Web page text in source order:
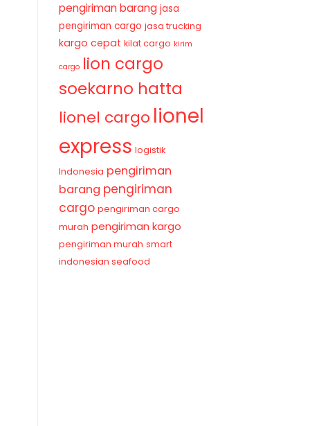
pengiriman barang jasa
pengiriman cargo jasa trucking
kargo cepat kilat cargo kirim
cargo lion cargo
soekarno hatta
lionel cargo lionel
express logistik
Indonesia pengiriman
barang pengiriman
cargo pengiriman cargo
murah pengiriman kargo
pengiriman murah smart
indonesian seafood